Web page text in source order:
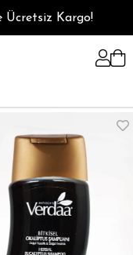
Ücretsiz Kargo!